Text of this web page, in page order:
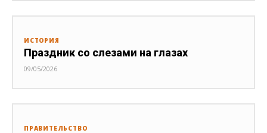
ИСТОРИЯ
Праздник со слезами на глазах
09/05/2026
ПРАВИТЕЛЬСТВО